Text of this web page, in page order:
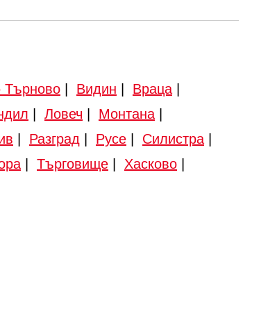
Търново Видин Враца
Ловеч Монтана
Разград Русе Силистра
Търговище Хасково